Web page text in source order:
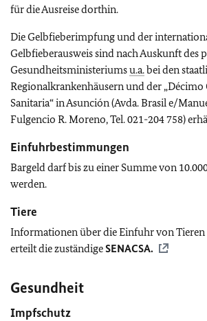
für die Ausreise dorthin.
Die Gelbfieberimpfung und der
Gelbfieberausweis sind nach Auskunft des
Gesundheitsministeriumsu.a.bei den
Regionalkrankenhäusern und der „Décimo
Sanitaria“ in Asunción (Avda. Brasil e/
Fulgencio R. Moreno, Tel. 021-204 758)
Einfuhrbestimmungen
Bargeld darf bis zu einer Summe von
werden.
Tiere
Informationen über die Einfuhr von Tieren
erteilt die zuständigeSENACSA.
Gesundheit
Impfschutz